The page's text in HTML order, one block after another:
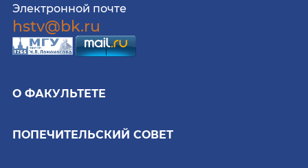
Электронной почте
hstv@bk.ru
О ФАКУЛЬТЕТЕ
ПОПЕЧИТЕЛЬСКИЙ СОВЕТ